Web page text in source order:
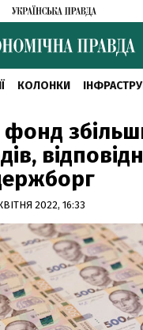
КОЛОНКИ
фонд
2022, 16:33